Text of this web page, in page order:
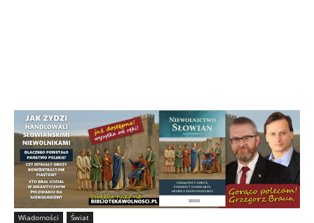
Wiadomości Świat